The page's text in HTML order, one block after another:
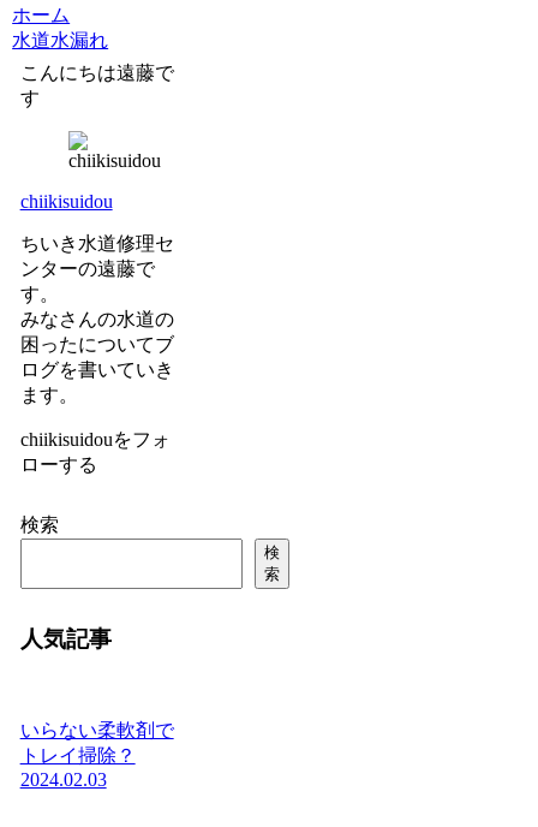
ホーム
水道水漏れ
こんにちは遠藤で
す
chiikisuidou
ちいき水道修理セ
ンターの遠藤で
す。
みなさんの水道の
困ったについてブ
ログを書いていき
ます。
chiikisuidouをフォ
ローする
検索
検
索
人気記事
いらない柔軟剤で
トレイ掃除？
2024.02.03